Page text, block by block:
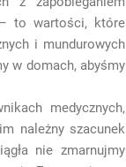
– to wartości, które
i mundurowych
w domach, abyśmy
medycznych,
należny szacunek
nie zmarnujmy